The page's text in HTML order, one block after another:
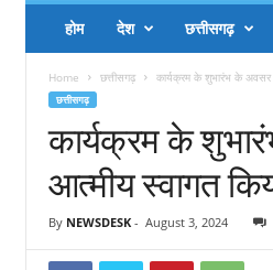
होम देश छत्तीसगढ़
Home छत्तीसगढ़ कार्यक्रम के शुभारंभ के अवसर
छत्तीसगढ़
कार्यक्रम के
आत्मीय स्वागत
By NEWSDESK- August 3, 2024